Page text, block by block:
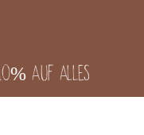
auf alles